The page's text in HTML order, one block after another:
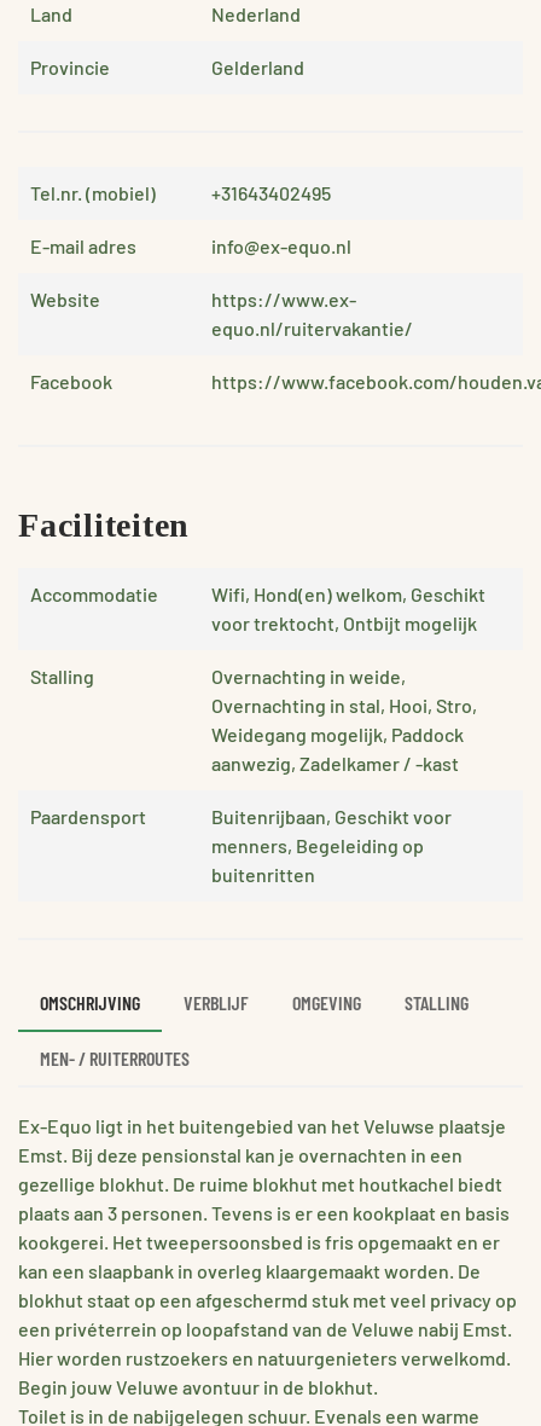
Land Nederland
Provincie Gelderland
Tel.nr. (mobiel) +31643402495
E-mail adres info@ex-equo.nl
Website
https://www.ex-
equo.nl/ruitervakantie/
Facebook https://www.facebook.com/
Faciliteiten
Accommodatie
Wifi, Hond(en) welkom, Geschikt
voor trektocht, Ontbijt mogelijk
Stalling
Overnachting in weide,
Overnachting in stal, Hooi, Stro,
Weidegang mogelijk, Paddock
aanwezig, Zadelkamer / -kast
Paardensport
Buitenrijbaan, Geschikt voor
menners, Begeleiding op
buitenritten
OMSCHRIJVING VERBLIJF OMGEVING STALLING
MEN- / RUITERROUTES
Ex-Equo ligt in het buitengebied van het Veluwse plaatsje
Emst. Bij deze pensionstal kan je overnachten in een
gezellige blokhut. De ruime blokhut met houtkachel biedt
plaats aan 3 personen. Tevens is er een kookplaat en basis
kookgerei. Het tweepersoonsbed is fris opgemaakt en er
kan een slaapbank in overleg klaargemaakt worden. De
blokhut staat op een afgeschermd stuk met veel privacy op
een privéterrein op loopafstand van de Veluwe nabij Emst.
Hier worden rustzoekers en natuurgenieters verwelkomd.
Begin jouw Veluwe avontuur in de blokhut.
Toilet is in de nabijgelegen schuur. Evenals een warme